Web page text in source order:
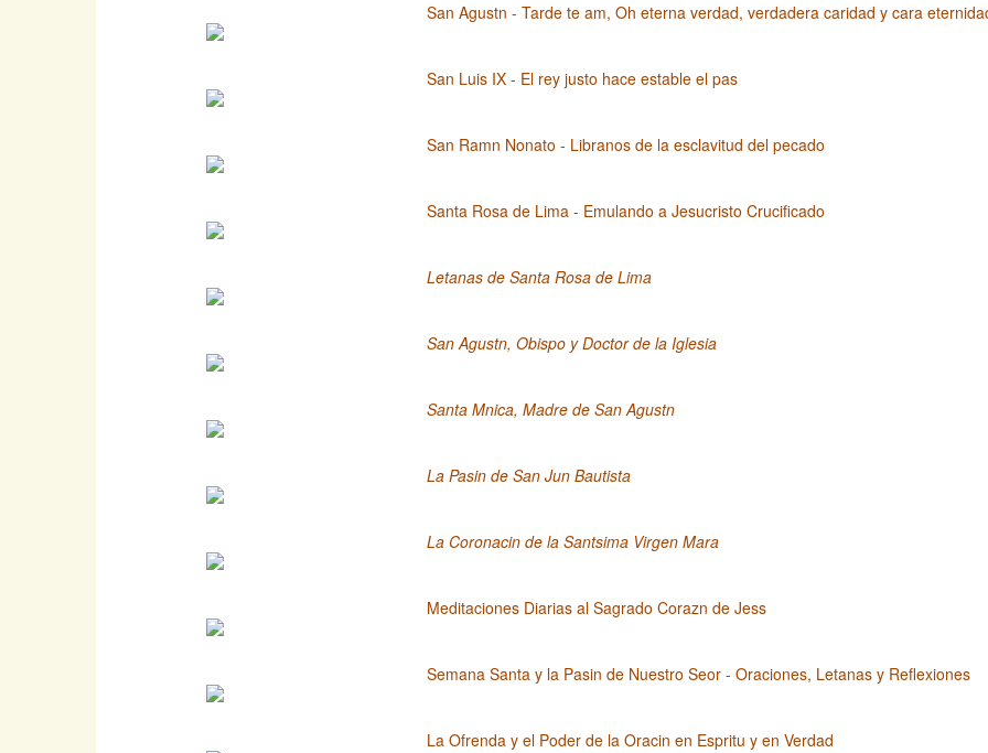
San Agustn - Tarde te am, Oh eterna verdad, verdadera caridad y cara
San Luis IX - El rey justo hace estable el pas
San Ramn Nonato - Libranos de la esclavitud del pecado
Santa Rosa de Lima - Emulando a Jesucristo Crucificado
Letanas de Santa Rosa de Lima
San Agustn, Obispo y Doctor de la Iglesia
Santa Mnica, Madre de San Agustn
La Pasin de San Jun Bautista
La Coronacin de la Santsima Virgen Mara
Meditaciones Diarias al Sagrado Corazn de Jess
Semana Santa y la Pasin de Nuestro Seor - Oraciones, Letanas y Reflexiones
La Ofrenda y el Poder de la Oracin en Espritu y en Verdad